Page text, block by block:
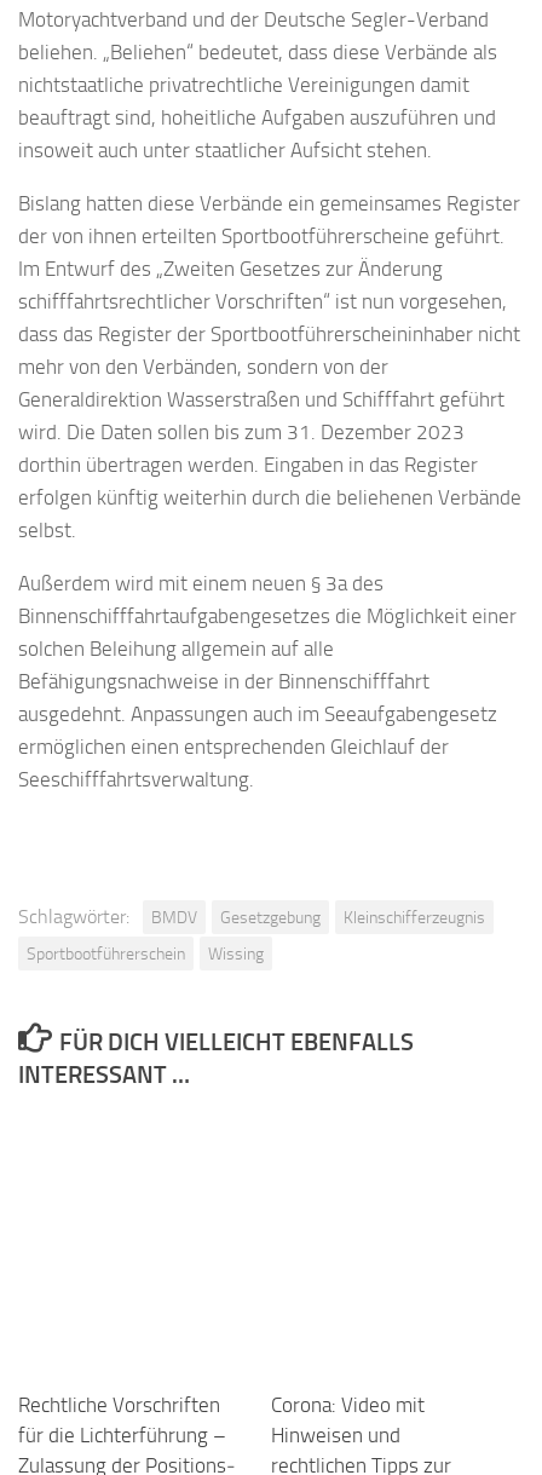
Motoryachtverband und der Deutsche Segler-Verband
beliehen. „Beliehen“ bedeutet, dass diese Verbände als
nichtstaatliche privatrechtliche Vereinigungen damit
beauftragt sind, hoheitliche Aufgaben auszuführen und
insoweit auch unter staatlicher Aufsicht stehen.
Bislang hatten diese Verbände ein gemeinsames Register
der von ihnen erteilten Sportbootführerscheine geführt.
Im Entwurf des „Zweiten Gesetzes zur Änderung
schifffahrtsrechtlicher Vorschriften“ ist nun vorgesehen,
dass das Register der Sportbootführerscheininhaber nicht
mehr von den Verbänden, sondern von der
Generaldirektion Wasserstraßen und Schifffahrt geführt
wird. Die Daten sollen bis zum 31. Dezember 2023
dorthin übertragen werden. Eingaben in das Register
erfolgen künftig weiterhin durch die beliehenen Verbände
selbst.
Außerdem wird mit einem neuen § 3a des
Binnenschifffahrtaufgabengesetzes die Möglichkeit einer
solchen Beleihung allgemein auf alle
Befähigungsnachweise in der Binnenschifffahrt
ausgedehnt. Anpassungen auch im Seeaufgabengesetz
ermöglichen einen entsprechenden Gleichlauf der
Seeschifffahrtsverwaltung.
Schlagwörter: BMDV Gesetzgebung
Kleinschifferzeugnis
Sportbootführerschein
Wissing
FÜR DICH VIELLEICHT EBENFALLS
INTERESSANT …
Recht­liche Vor­schrif­ten
für die Lich­ter­füh­rung –
Zu­las­sung der Posi­tions­
Corona: Video mit
Hinweisen und
rechtlichen Tipps zur